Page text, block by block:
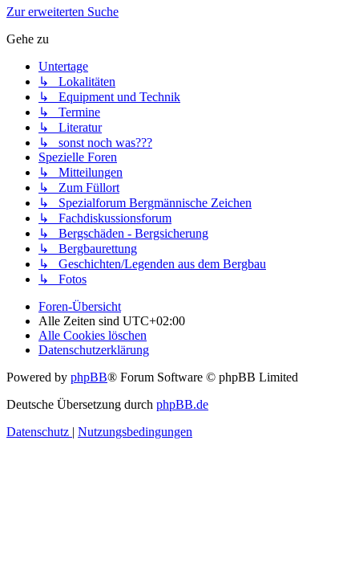
Zur erweiterten Suche
Gehe zu
Untertage
↳ Lokalitäten
↳ Equipment und Technik
↳ Termine
↳ Literatur
↳ sonst noch was???
Spezielle Foren
↳ Mitteilungen
↳ Zum Füllort
↳ Spezialforum Bergmännische Zeichen
↳ Fachdiskussionsforum
↳ Bergschäden - Bergsicherung
↳ Bergbaurettung
↳ Geschichten/Legenden aus dem Bergbau
↳ Fotos
Foren-Übersicht
Alle Zeiten sind UTC+02:00
Alle Cookies löschen
Datenschutzerklärung
Powered by phpBB® Forum Software © phpBB Limited
Deutsche Übersetzung durch phpBB.de
Datenschutz | Nutzungsbedingungen